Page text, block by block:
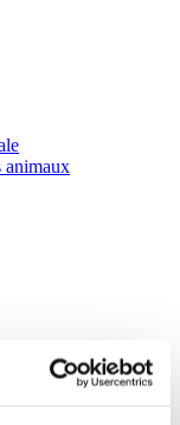
animaux